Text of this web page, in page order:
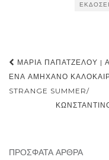
Post
navigation
ΜΑΡΊΑ ΠΑΠΑΤΖΈΛΟΥ |
ΈΝΑ ΑΜΉΧΑΝΟ
STRANGE SUMMER/
ΠΡΌΣΦΑΤΑ ΆΡΘΡΑ